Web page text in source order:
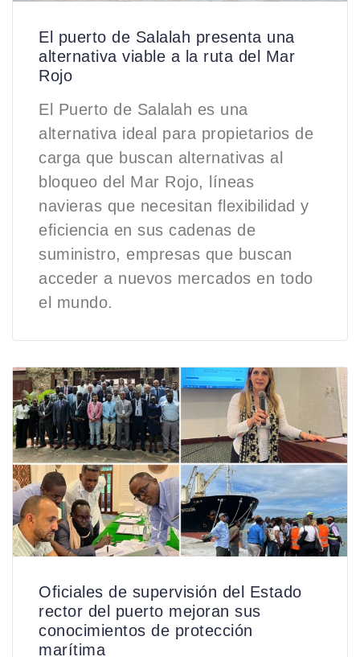
El puerto de Salalah presenta una
alternativa viable a la ruta del Mar
Rojo
El Puerto de Salalah es una
alternativa ideal para propietarios de
carga que buscan alternativas al
bloqueo del Mar Rojo, líneas
navieras que necesitan flexibilidad y
eficiencia en sus cadenas de
suministro, empresas que buscan
acceder a nuevos mercados en todo
el mundo.
Oficiales de supervisión del Estado
rector del puerto mejoran sus
conocimientos de protección
marítima